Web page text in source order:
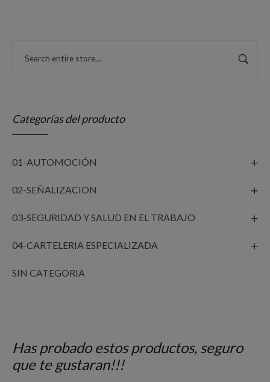
Categorías del producto
01-AUTOMOCIÓN
02-SEÑALIZACION
03-SEGURIDAD Y SALUD EN EL TRABAJO
04-CARTELERIA ESPECIALIZADA
SIN CATEGORIA
Has probado estos productos, seguro
que te gustaran!!!